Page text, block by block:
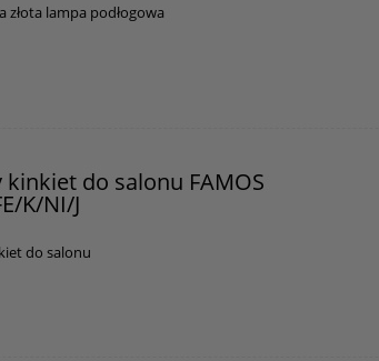
złota lampa podłogowa
kinkiet do salonu FAMOS
K/NI/J
do salonu